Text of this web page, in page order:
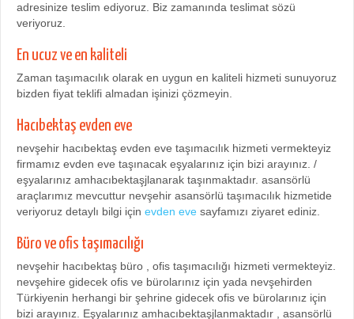
adresinize teslim ediyoruz. Biz zamanında teslimat sözü
veriyoruz.
En ucuz ve en kaliteli
Zaman taşımacılık olarak en uygun en kaliteli hizmeti sunuyoruz
bizden fiyat teklifi almadan işinizi çözmeyin.
Hacıbektaş evden eve
nevşehir hacıbektaş evden eve taşımacılık hizmeti vermekteyiz
firmamız evden eve taşınacak eşyalarınız için bizi arayınız. /
eşyalarınız amhacıbektaşjlanarak taşınmaktadır. asansörlü
araçlarımız mevcuttur nevşehir asansörlü taşımacılık hizmetide
veriyoruz detaylı bilgi için evden eve sayfamızı ziyaret ediniz.
Büro ve ofis taşımacılığı
nevşehir hacıbektaş büro , ofis taşımacılığı hizmeti vermekteyiz.
nevşehire gidecek ofis ve bürolarınız için yada nevşehirden
Türkiyenin herhangi bir şehrine gidecek ofis ve bürolarınız için
bizi arayınız. Eşyalarınız amhacıbektaşjlanmaktadır , asansörlü